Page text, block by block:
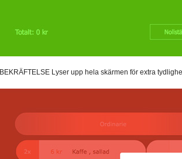
BEKRÄFTELSE Lyser upp hela skärmen för extra